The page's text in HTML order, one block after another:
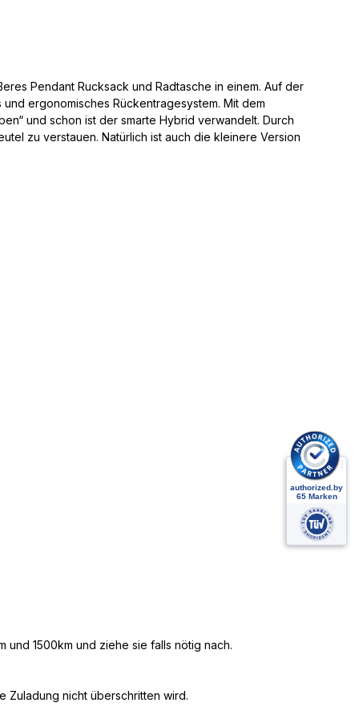
Pendant Rucksack und Radtasche in einem. Auf der
ergonomisches Rückentragesystem. Mit dem
und schon ist der smarte Hybrid verwandelt. Durch
zu verstauen. Natürlich ist auch die kleinere Version
1500km und ziehe sie falls nötig nach.
Zuladung nicht überschritten wird.